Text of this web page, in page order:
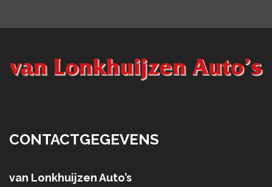
CONTACTGEGEVENS
van Lonkhuijzen Auto’s